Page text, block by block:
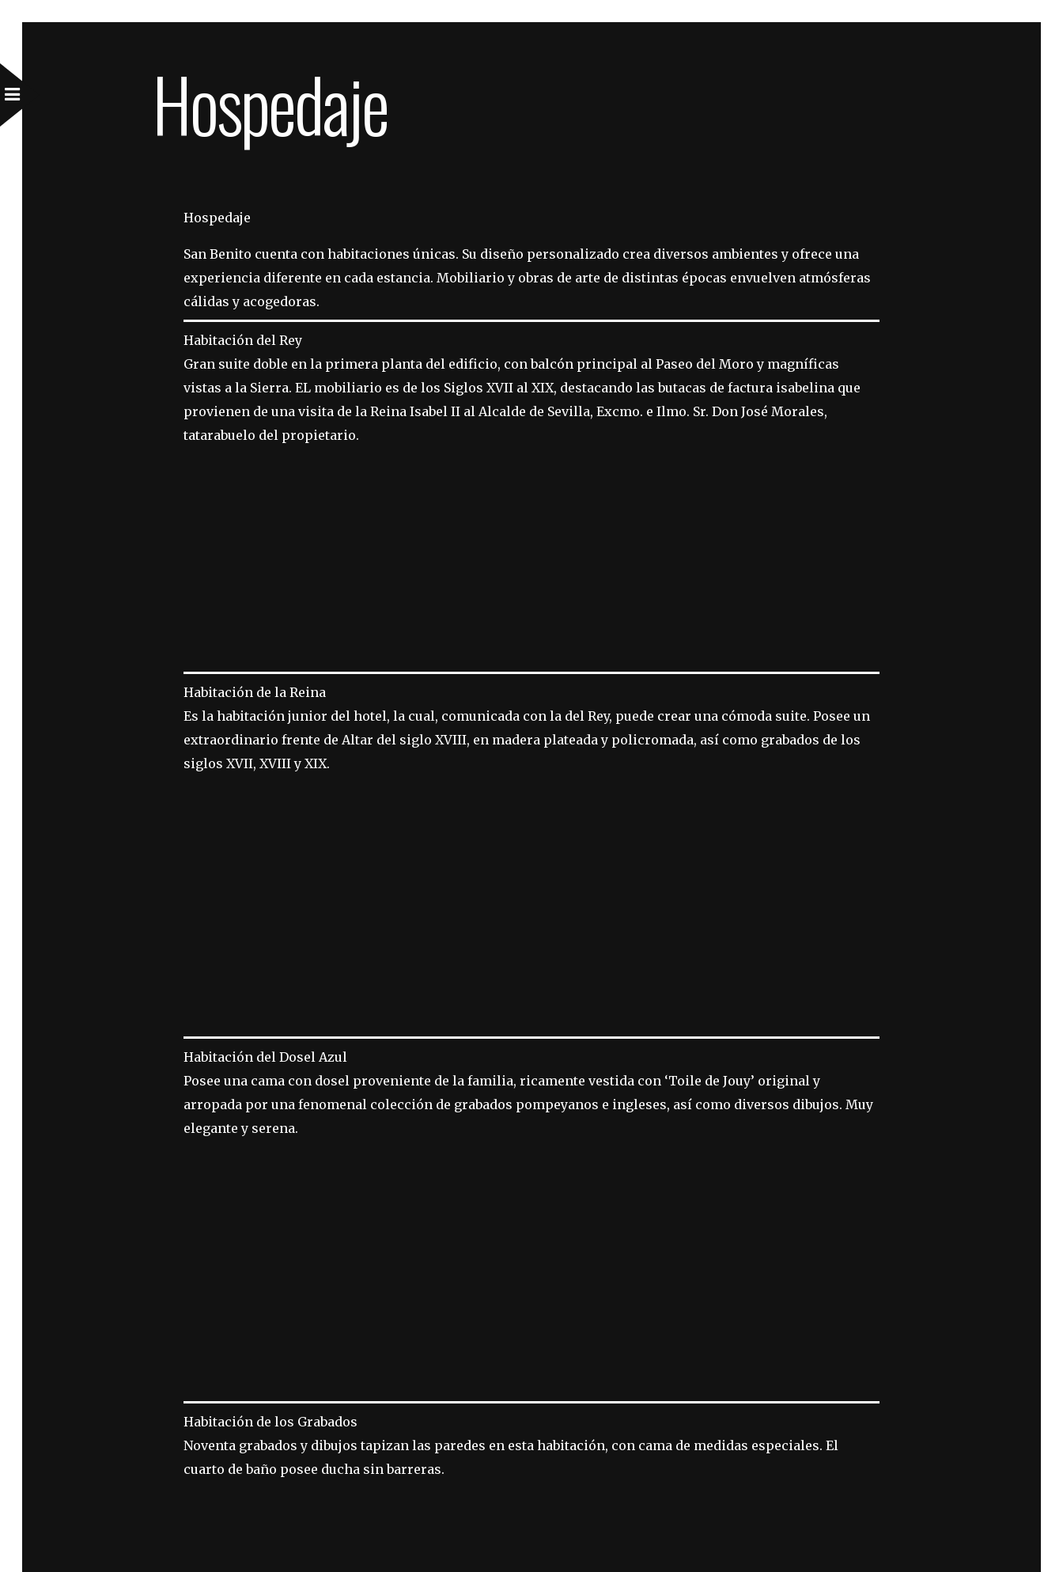
Hospedaje
Hospedaje
San Benito cuenta con habitaciones únicas. Su diseño personalizado crea diversos ambientes y ofrece una
experiencia diferente en cada estancia. Mobiliario y obras de arte de distintas épocas envuelven atmósferas
cálidas y acogedoras.
Habitación del Rey
Gran suite doble en la primera planta del edificio, con balcón principal al Paseo del Moro y magníficas
vistas a la Sierra. EL mobiliario es de los Siglos XVII al XIX, destacando las butacas de factura isabelina que
provienen de una visita de la Reina Isabel II al Alcalde de Sevilla, Excmo. e Ilmo. Sr. Don José Morales,
tatarabuelo del propietario.
Habitación de la Reina
Es la habitación junior del hotel, la cual, comunicada con la del Rey, puede crear una cómoda suite. Posee un
extraordinario frente de Altar del siglo XVIII, en madera plateada y policromada, así como grabados de los
siglos XVII, XVIII y XIX.
Habitación del Dosel Azul
Posee una cama con dosel proveniente de la familia, ricamente vestida con ‘Toile de Jouy’ original y
arropada por una fenomenal colección de grabados pompeyanos e ingleses, así como diversos dibujos. Muy
elegante y serena.
Habitación de los Grabados
Noventa grabados y dibujos tapizan las paredes en esta habitación, con cama de medidas especiales. El
cuarto de baño posee ducha sin barreras.